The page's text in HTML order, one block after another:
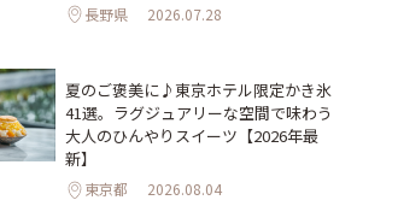
長野県 2026.07.28
夏のご褒美に♪東京ホテル限定かき氷
41選。ラグジュアリーな空間で味わう
大人のひんやりスイーツ【2026年最
新】
東京都 2026.08.04